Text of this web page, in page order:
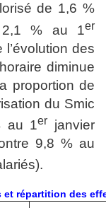
de 1,6 %
2,1 % au 1er
des
diminue
proportion de
du Smic
au 1er
janvier
9,8 % au
et répartition des